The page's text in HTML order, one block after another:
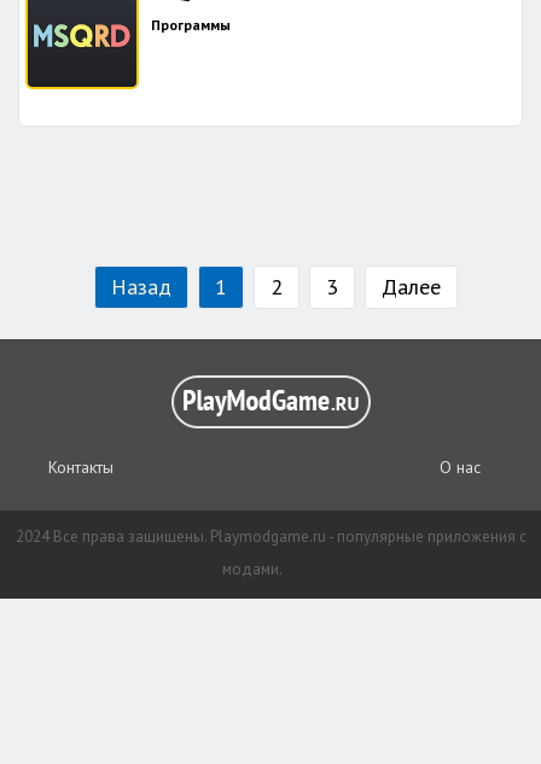
Программы
Назад 1 2 3 Далее
Контакты О нас
2024 Все права защищены. Playmodgame.ru - популярные приложения с
модами.